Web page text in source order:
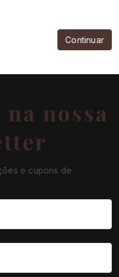
Continuar
nossa
e cupons de